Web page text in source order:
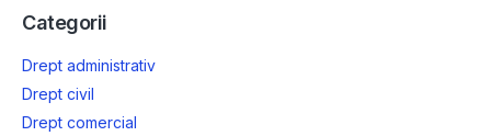
Categorii
Drept administrativ
Drept civil
Drept comercial